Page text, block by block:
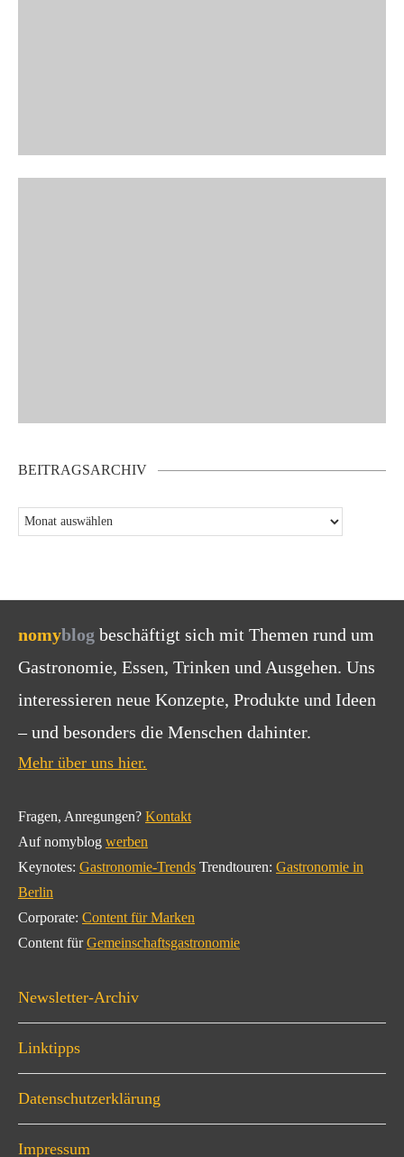
BEITRAGSARCHIV
nomyblog beschäftigt sich mit Themen rund um
Gastronomie, Essen, Trinken und Ausgehen. Uns
interessieren neue Konzepte, Produkte und Ideen
– und besonders die Menschen dahinter.
Mehr über uns hier.
Fragen, Anregungen? Kontakt
Auf nomyblog werben
Keynotes: Gastronomie-Trends Trendtouren: Gastronomie in
Berlin
Corporate: Content für Marken
Content fürGemeinschaftsgastronomie
Newsletter-Archiv
Linktipps
Datenschutzerklärung
Impressum